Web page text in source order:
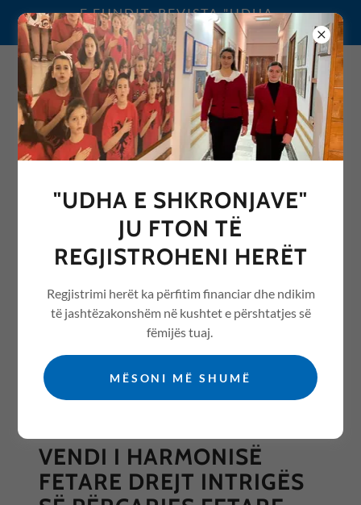
E FUNDIT: REVISTA "UDHA
E SHKRONJAVE" 2026
0692076068
REVISTA "UDHA E
SHKRONJAVE" ME ARTIKUJ
NGA ARSIMI /EDUCATION
All Posts
VENDI I HARMONISË
FETARE DREJT INTRIGËS
"UDHA E SHKRONJAVE"
JU FTON TË
REGJISTROHENI HERËT
Regjistrimi herët ka përfitim financiar dhe ndikim
të jashtëzakonshëm në kushtet e përshtatjes së
fëmijës tuaj.
MËSONI MË SHUMË